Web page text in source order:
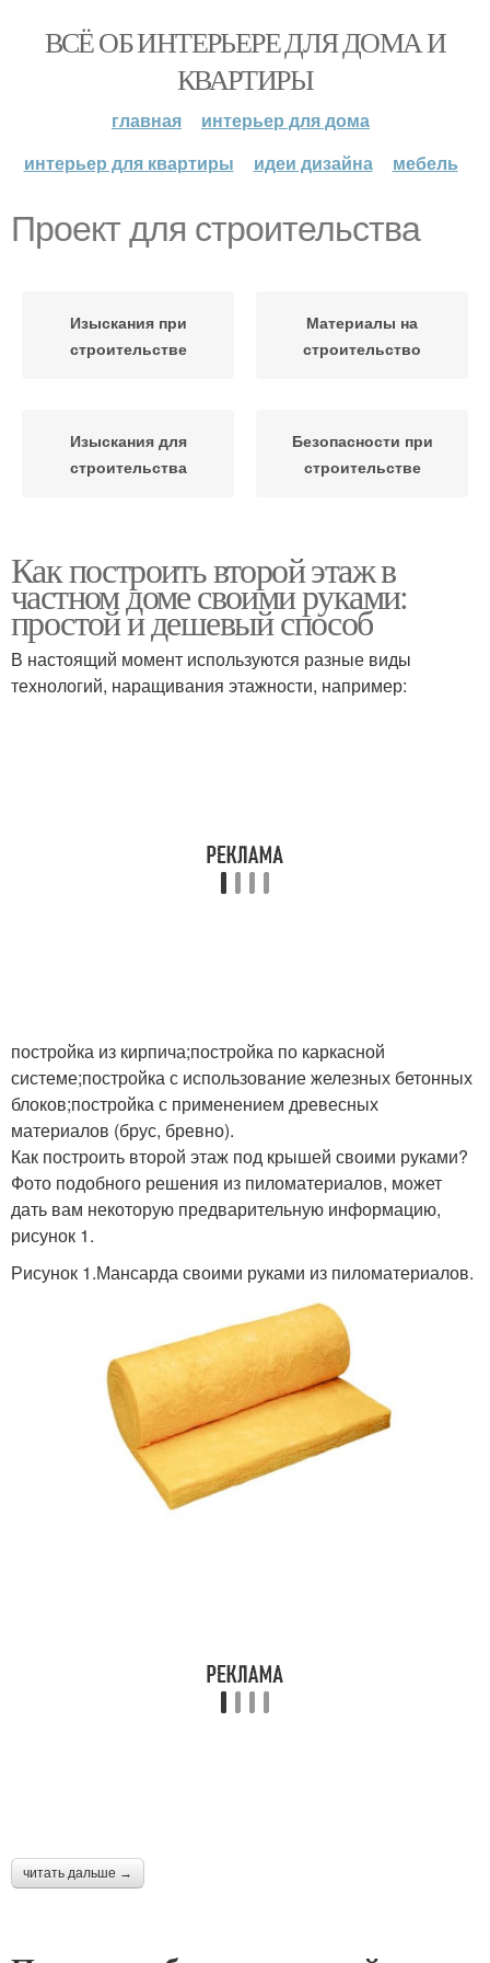
ВСЁ ОБ ИНТЕРЬЕРЕ ДЛЯ ДОМА И
КВАРТИРЫ
главная
интерьер для дома
интерьер для квартиры
идеи дизайна мебель
Проект для строительства
Изыскания при
строительстве
Материалы на
строительство
Изыскания для
строительства
Безопасности при
строительстве
Как построить второй этаж в
частном доме своими руками:
простой и дешевый способ
В настоящий момент используются разные виды
технологий, наращивания этажности, например:
постройка из кирпича;постройка по каркасной
системе;постройка с использование железных бетонных
блоков;постройка с применением древесных
материалов (брус, бревно).
Как построить второй этаж под крышей своими руками?
Фото подобного решения из пиломатериалов, может
дать вам некоторую предварительную информацию,
рисунок 1.
Рисунок 1.Мансарда своими руками из пиломатериалов.
читать дальше →